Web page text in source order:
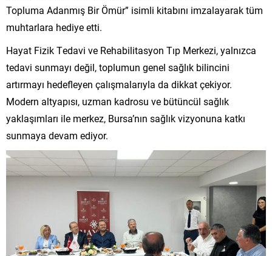
Topluma Adanmış Bir Ömür” isimli kitabını imzalayarak tüm
muhtarlara hediye etti.
Hayat Fizik Tedavi ve Rehabilitasyon Tıp Merkezi, yalnızca
tedavi sunmayı değil, toplumun genel sağlık bilincini
artırmayı hedefleyen çalışmalarıyla da dikkat çekiyor.
Modern altyapısı, uzman kadrosu ve bütüncül sağlık
yaklaşımları ile merkez, Bursa’nın sağlık vizyonuna katkı
sunmaya devam ediyor.